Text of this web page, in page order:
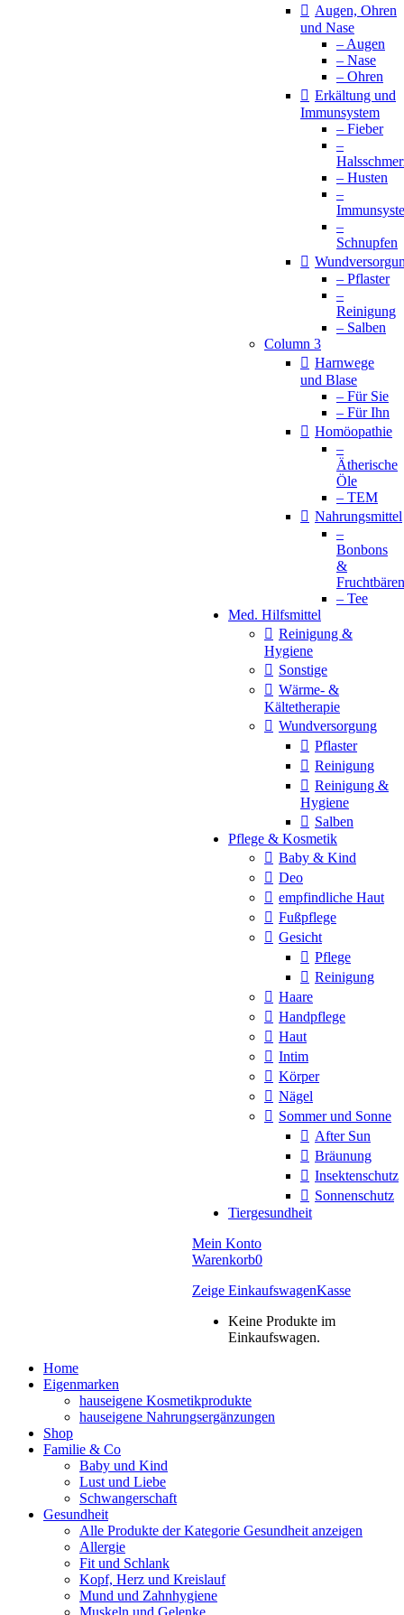
Augen, Ohren
und Nase
– Augen
– Nase
– Ohren
Erkältung und
Immunsystem
– Fieber
–
– Husten
–
–
Schnupfen
– Pflaster
–
Reinigung
– Salben
Column 3
Harnwege
und Blase
– Für Sie
– Für Ihn
Homöopathie
–
Ätherische
Öle
– TEM
Nahrungsmittel
–
Bonbons
&
Fruchtbären
– Tee
Med. Hilfsmittel
Reinigung &
Hygiene
Sonstige
Wärme- &
Kältetherapie
Wundversorgung
Pflaster
Reinigung
Reinigung &
Hygiene
Salben
Pflege & Kosmetik
Baby & Kind
Deo
empfindliche Haut
Fußpflege
Gesicht
Pflege
Reinigung
Haare
Handpflege
Haut
Intim
Körper
Nägel
Sommer und Sonne
After Sun
Bräunung
Insektenschutz
Sonnenschutz
Tiergesundheit
Mein Konto
Warenkorb0
Zeige EinkaufswagenKasse
Keine Produkte im
Einkaufswagen.
Home
Eigenmarken
hauseigene Kosmetikprodukte
hauseigene Nahrungsergänzungen
Shop
Familie & Co
Baby und Kind
Lust und Liebe
Schwangerschaft
Gesundheit
Alle Produkte der Kategorie Gesundheit anzeigen
Allergie
Fit und Schlank
Kopf, Herz und Kreislauf
Mund und Zahnhygiene
Muskeln und Gelenke